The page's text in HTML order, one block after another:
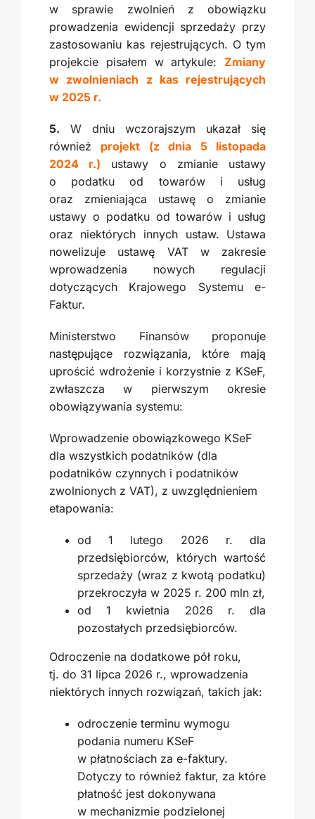
w sprawie zwolnień z obowiązku
prowadzenia ewidencji sprzedaży przy
zastosowaniu kas rejestrujących. O tym
projekcie pisałem w artykule:Zmiany
w zwolnieniach z kas rejestrujących
w 2025 r.
5. W dniu wczorajszym ukazał się
również projekt (z dnia 5 listopada
2024 r.) ustawy o zmianie ustawy
o podatku od towarów i usług
oraz zmieniająca ustawę o zmianie
ustawy o podatku od towarów i usług
oraz niektórych innych ustaw. Ustawa
nowelizuje ustawę VAT w zakresie
wprowadzenia nowych regulacji
dotyczących Krajowego Systemu e-
Faktur.
Ministerstwo Finansów proponuje
następujące rozwiązania, które mają
uprościć wdrożenie i korzystnie z KSeF,
zwłaszcza w pierwszym okresie
obowiązywania systemu:
Wprowadzenie obowiązkowego KSeF
dla wszystkich podatników (dla
podatników czynnych i podatników
zwolnionych z VAT), z uwzględnieniem
etapowania:
od 1 lutego 2026 r. dla
przedsiębiorców, których wartość
sprzedaży (wraz z kwotą podatku)
przekroczyła w 2025 r. 200 mln zł,
od 1 kwietnia 2026 r. dla
pozostałych przedsiębiorców.
Odroczenie na dodatkowe pół roku,
tj. do 31 lipca 2026 r., wprowadzenia
niektórych innych rozwiązań, takich jak:
odroczenie terminu wymogu
podania numeru KSeF
w płatnościach za e-faktury.
Dotyczy to również faktur, za które
płatność jest dokonywana
w mechanizmie podzielonej